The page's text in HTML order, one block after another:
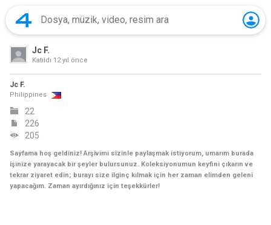
Jc F.
Katıldı 12 yıl önce
Jc F.
Philippines
22
226
205
Sayfama hoş geldiniz! Arşivimi sizinle paylaşmak istiyorum, umarım burada
işinize yarayacak bir şeyler bulursunuz. Koleksiyonumun keyfini çıkarın ve
tekrar ziyaret edin; burayı size ilginç kılmak için her zaman elimden geleni
yapacağım. Zaman ayırdığınız için teşekkürler!